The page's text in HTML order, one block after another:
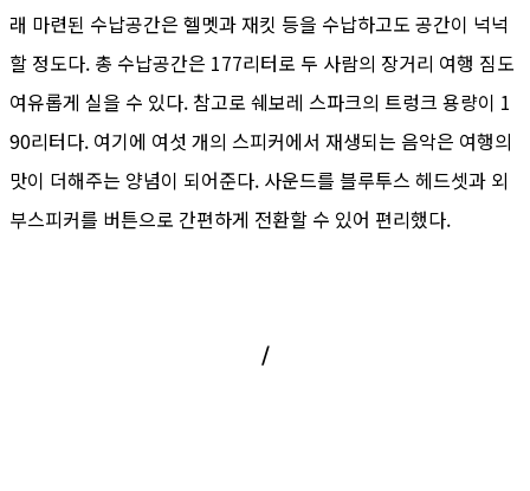
래 마련된 수납공간은 헬멧과 재킷 등을 수납하고도 공간이 넉넉
할 정도다. 총 수납공간은 177리터로 두 사람의 장거리 여행 짐도
여유롭게 실을 수 있다. 참고로 쉐보레 스파크의 트렁크 용량이 1
90리터다. 여기에 여섯 개의 스피커에서 재생되는 음악은 여행의
맛이 더해주는 양념이 되어준다. 사운드를 블루투스 헤드셋과 외
부스피커를 버튼으로 간편하게 전환할 수 있어 편리했다.
/